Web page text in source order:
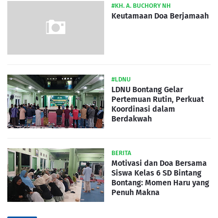
#KH. A. BUCHORY NH
Keutamaan Doa Berjamaah
#LDNU
LDNU Bontang Gelar
Pertemuan Rutin, Perkuat
Koordinasi dalam
Berdakwah
BERITA
Motivasi dan Doa Bersama
Siswa Kelas 6 SD Bintang
Bontang: Momen Haru yang
Penuh Makna